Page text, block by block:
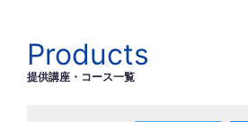
Products
提供講座・コース一覧